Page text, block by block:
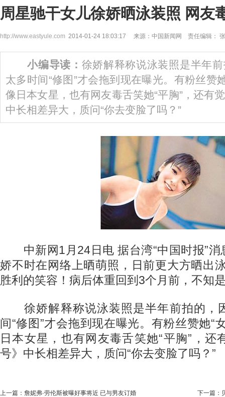
周星驰干女儿徐娇晒泳装照 网友
http://www.eastyule.com 2014-01-24 18:03:17 来源：中国新闻网 责任编辑：
小编导读： 徐娇解释称说泳装照是半年
太多时间“修图”才会拖到现在曝光。有粉丝赞
像日本女星，也有网友毒舌笑她“平胸”，还有
中长相差异大，质问“你去变脸了吗？”
中新网1月24日电 据台湾“中国时报”消
娇不时在网络上晒萌照，日前更大方晒出
胜利的笑容！病后体重回到3个月前，不知
徐娇解释称说泳装照是半年前拍的，
间“修图”才会拖到现在曝光。有粉丝赞她“
日本女星，也有网友毒舌笑她“平胸”，还
号》中长相差异大，质问“你去变脸了吗？”
上一篇： 詹妮弗·劳伦斯被曝好事将近 已与男友订婚 下一篇：